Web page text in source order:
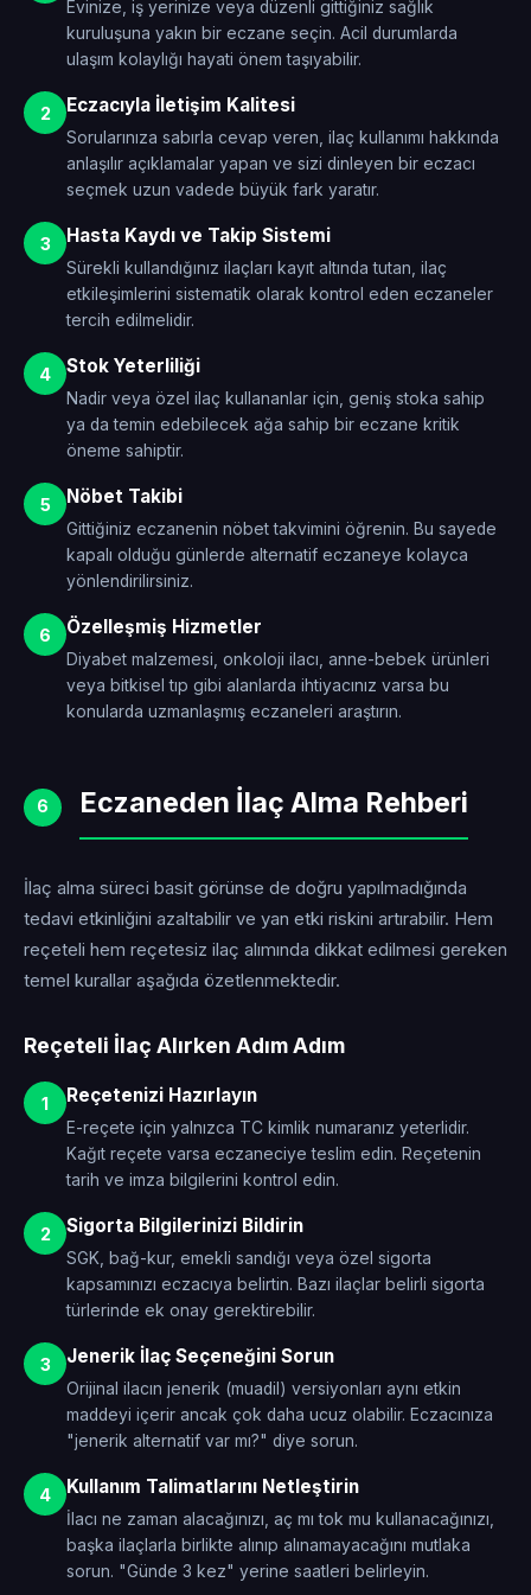
Evinize, iş yerinize veya düzenli gittiğiniz sağlık
kuruluşuna yakın bir eczane seçin. Acil durumlarda
ulaşım kolaylığı hayati önem taşıyabilir.
2 Eczacıyla İletişim Kalitesi
Sorularınıza sabırla cevap veren, ilaç kullanımı hakkında
anlaşılır açıklamalar yapan ve sizi dinleyen bir eczacı
seçmek uzun vadede büyük fark yaratır.
3 Hasta Kaydı ve Takip Sistemi
Sürekli kullandığınız ilaçları kayıt altında tutan, ilaç
etkileşimlerini sistematik olarak kontrol eden eczaneler
tercih edilmelidir.
4 Stok Yeterliliği
Nadir veya özel ilaç kullananlar için, geniş stoka sahip
ya da temin edebilecek ağa sahip bir eczane kritik
öneme sahiptir.
5 Nöbet Takibi
Gittiğiniz eczanenin nöbet takvimini öğrenin. Bu sayede
kapalı olduğu günlerde alternatif eczaneye kolayca
yönlendirilirsiniz.
6 Özelleşmiş Hizmetler
Diyabet malzemesi, onkoloji ilacı, anne-bebek ürünleri
veya bitkisel tıp gibi alanlarda ihtiyacınız varsa bu
konularda uzmanlaşmış eczaneleri araştırın.
6 Eczaneden İlaç Alma Rehberi
İlaç alma süreci basit görünse de doğru yapılmadığında
tedavi etkinliğini azaltabilir ve yan etki riskini artırabilir. Hem
reçeteli hem reçetesiz ilaç alımında dikkat edilmesi gereken
temel kurallar aşağıda özetlenmektedir.
Reçeteli İlaç Alırken Adım Adım
1 Reçetenizi Hazırlayın
E-reçete için yalnızca TC kimlik numaranız yeterlidir.
Kağıt reçete varsa eczaneciye teslim edin. Reçetenin
tarih ve imza bilgilerini kontrol edin.
2 Sigorta Bilgilerinizi Bildirin
SGK, bağ-kur, emekli sandığı veya özel sigorta
kapsamınızı eczacıya belirtin. Bazı ilaçlar belirli sigorta
türlerinde ek onay gerektirebilir.
3 Jenerik İlaç Seçeneğini Sorun
Orijinal ilacın jenerik (muadil) versiyonları aynı etkin
maddeyi içerir ancak çok daha ucuz olabilir. Eczacınıza
"jenerik alternatif var mı?" diye sorun.
4 Kullanım Talimatlarını Netleştirin
İlacı ne zaman alacağınızı, aç mı tok mu kullanacağınızı,
başka ilaçlarla birlikte alınıp alınamayacağını mutlaka
sorun. "Günde 3 kez" yerine saatleri belirleyin.